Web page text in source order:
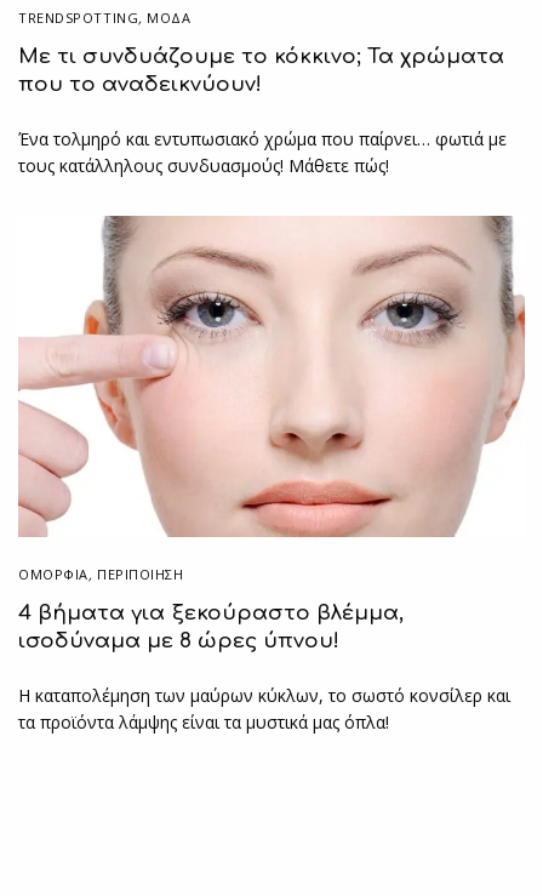
TRENDSPOTTING, ΜΟΔΑ
Με τι συνδυάζουμε το κόκκινο; Τα χρώματα
που το αναδεικνύουν!
Ένα τολμηρό και εντυπωσιακό χρώμα που παίρνει… φωτιά με
τους κατάλληλους συνδυασμούς! Μάθετε πώς!
ΟΜΟΡΦΙΑ, ΠΕΡΙΠΟΊΗΣΗ
4 βήματα για ξεκούραστο βλέμμα,
ισοδύναμα με 8 ώρες ύπνου!
Η καταπολέμηση των μαύρων κύκλων, το σωστό κονσίλερ και
τα προϊόντα λάμψης είναι τα μυστικά μας όπλα!